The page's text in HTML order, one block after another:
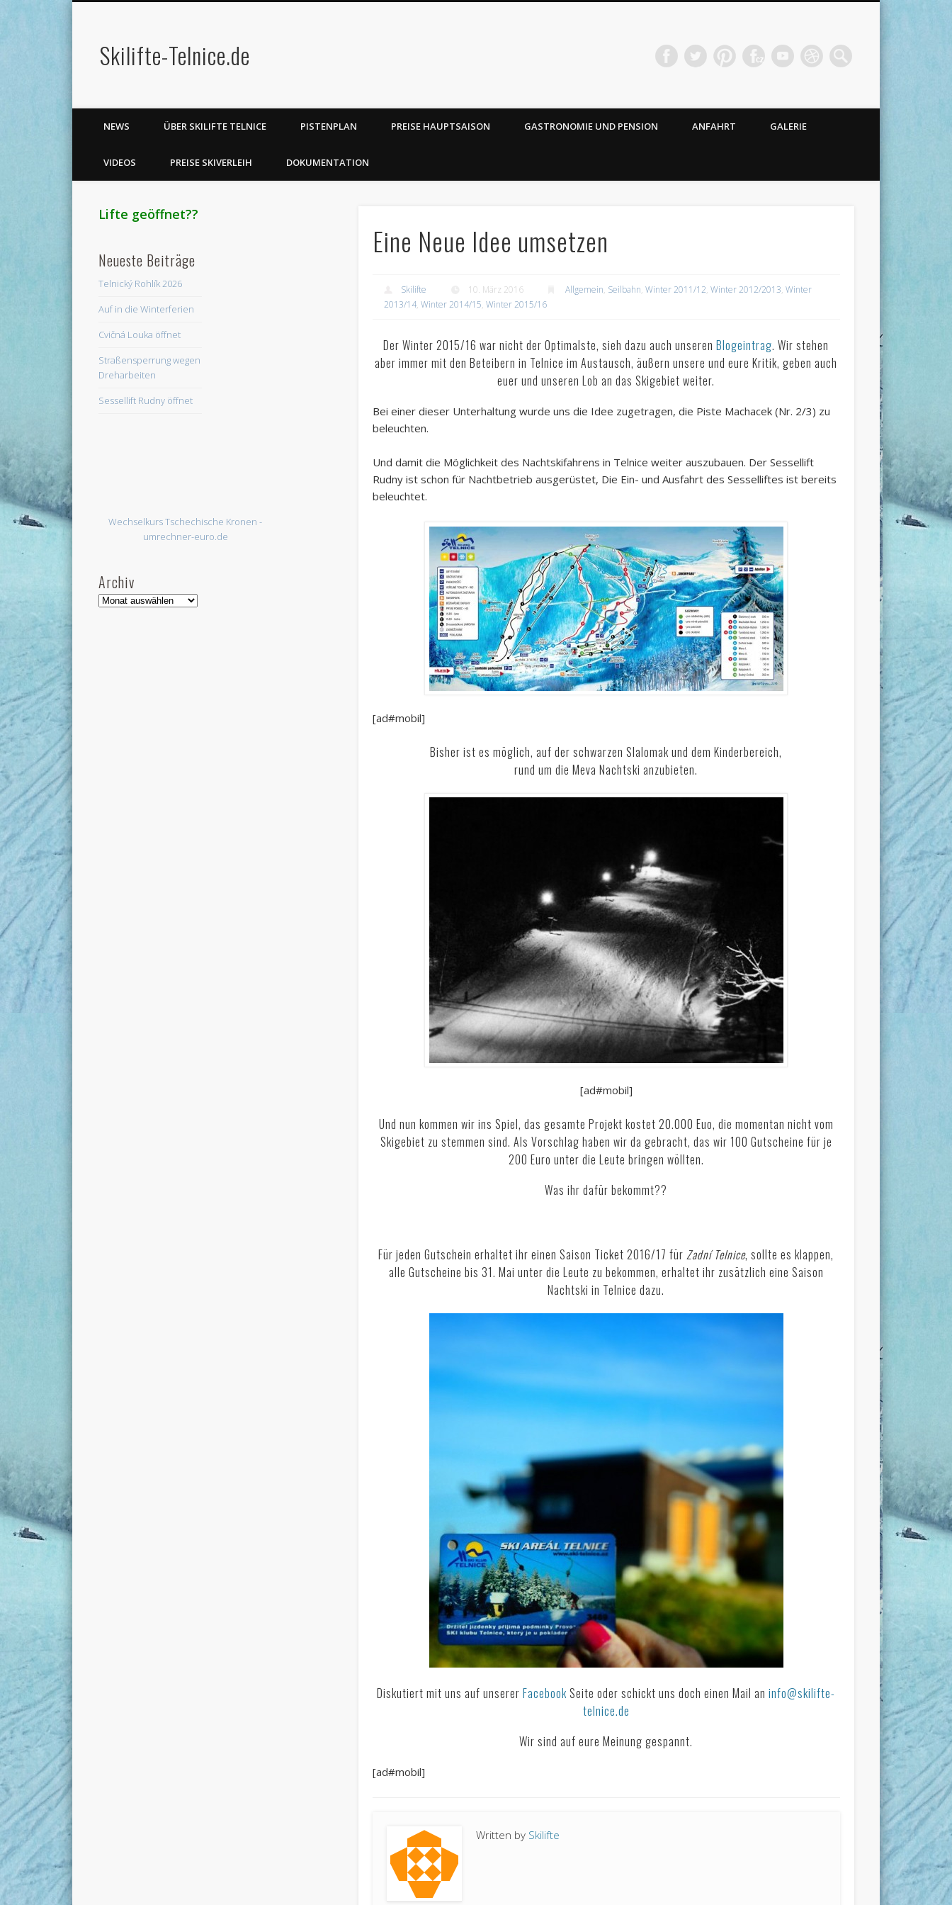
Skilifte-Telnice.de
Dribble
NEWS ÜBER SKILIFTE TELNICE PISTENPLAN PREISE HAUPTSAISON GASTRONOMIE UND PENSION ANFAHRT GALERIE
VIDEOS PREISE SKIVERLEIH DOKUMENTATION
Eine Neue Idee umsetzen
Skilifte 10. März 2016 Allgemein, Seilbahn, Winter 2011/12, Winter 2012/2013, Winter
2013/14, Winter 2014/15, Winter 2015/16
Der Winter 2015/16 war nicht der Optimalste, sieh dazu auch unserenBlogeintrag. Wir stehen
aber immer mit den Beteibern in Telnice im Austausch, äußern unsere und eure Kritik, geben auch
euer und unseren Lob an das Skigebiet weiter.
Bei einer dieser Unterhaltung wurde uns die Idee zugetragen, die Piste Machacek (Nr. 2/3) zu
beleuchten.
Und damit die Möglichkeit des Nachtskifahrens in Telnice weiter auszubauen. Der Sessellift
Rudny ist schon für Nachtbetrieb ausgerüstet, Die Ein- und Ausfahrt des Sesselliftes ist bereits
beleuchtet.
[ad#mobil]
Bisher ist es möglich, auf der schwarzen Slalomak und dem Kinderbereich,
rund um die Meva Nachtski anzubieten.
[ad#mobil]
Und nun kommen wir ins Spiel, das gesamte Projekt kostet 20.000 Euo, die momentan nicht vom
Skigebiet zu stemmen sind. Als Vorschlag haben wir da gebracht, das wir 100 Gutscheine für je
200 Euro unter die Leute bringen wöllten.
Was ihr dafür bekommt??
Für jeden Gutschein erhaltet ihr einen Saison Ticket 2016/17 fürZadní Telnice, sollte es klappen,
alle Gutscheine bis 31. Mai unter die Leute zu bekommen, erhaltet ihr zusätzlich eine Saison
Nachtski in Telnice dazu.
Diskutiert mit uns auf unsererFacebook Seite oder schickt uns doch einen Mail aninfo@skilifte-
telnice.de
Wir sind auf eure Meinung gespannt.
[ad#mobil]
Written by Skilifte
Lifte geöffnet??
Neueste Beiträge
Telnický Rohlík 2026
Auf in die Winterferien
Cvičná Louka öffnet
Straßensperrung wegen
Dreharbeiten
Sessellift Rudny öffnet
Wechselkurs Tschechische Kronen -
umrechner-euro.de
Archiv
Archiv